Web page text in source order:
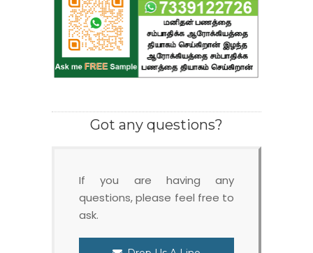
Got any questions?
If you are having any
questions, please feel free to
ask.